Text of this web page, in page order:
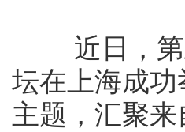
近日，第五
坛在上海成
主题，汇聚